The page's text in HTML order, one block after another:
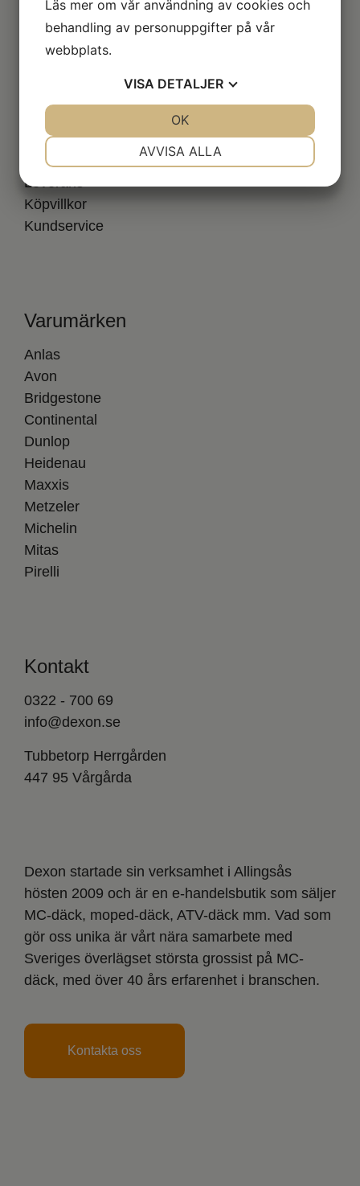
Däckguide
Hitta verkstad
Leverans
Köpvillkor
Kundservice
Varumärken
Anlas
Avon
Bridgestone
Continental
Dunlop
Heidenau
Maxxis
Metzeler
Michelin
Mitas
Pirelli
Kontakt
0322 - 700 69
info@dexon.se
Tubbetorp Herrgården
447 95 Vårgårda
Dexon startade sin verksamhet i Allingsås
hösten 2009 och är en e-handelsbutik som säljer
MC-däck, moped-däck, ATV-däck mm. Vad som
gör oss unika är vårt nära samarbete med
Sveriges överlägset största grossist på MC-
däck, med över 40 års erfarenhet i branschen.
Kontakta oss
Läs mer om vår användning av cookies och
behandling av personuppgifter på vår
webbplats.
VISA DETALJER
MARKNADSFÖRING
AVVISA ALLA
OK